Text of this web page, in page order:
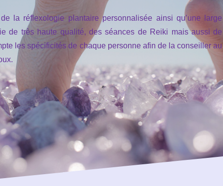
la réflexologie plantaire personnalisée ainsi qu’une large
de très haute qualité, des séances de Reiki mais aussi de
les spécificités de chaque personne afin de la conseiller au